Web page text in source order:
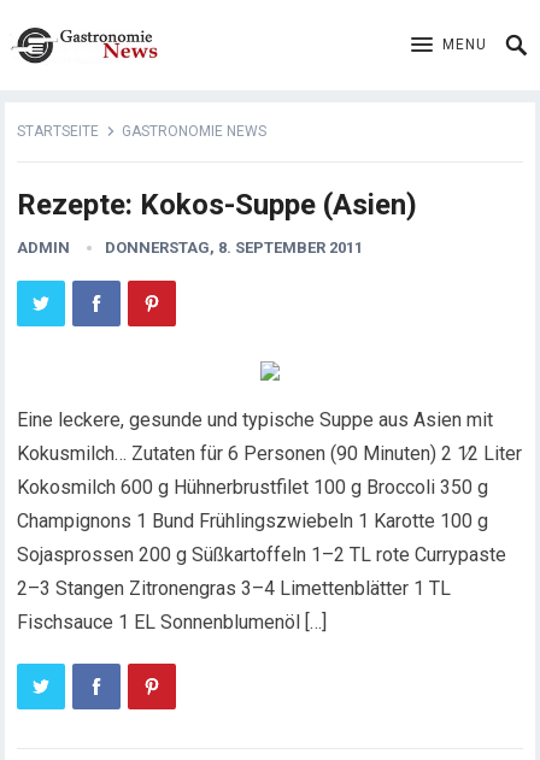
MENU
STARTSEITE GASTRONOMIE NEWS
Rezepte: Kokos-Suppe (Asien)
ADMIN DONNERSTAG, 8. SEPTEMBER 2011
Eine leckere, gesunde und typische Suppe aus Asien mit
Kokusmilch… Zutaten für 6 Personen (90 Minuten) 2 1∕2 Liter
Kokosmilch 600 g Hühnerbrustfilet 100 g Broccoli 350 g
Champignons 1 Bund Frühlingszwiebeln 1 Karotte 100 g
Sojasprossen 200 g Süßkartoffeln 1–2 TL rote Currypaste
2–3 Stangen Zitronengras 3–4 Limettenblätter 1 TL
Fischsauce 1 EL Sonnenblumenöl […]